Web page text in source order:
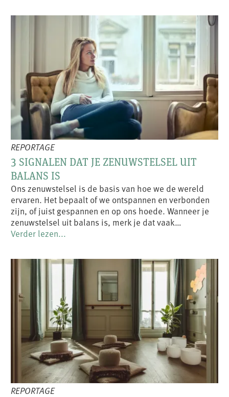
REPORTAGE
3 SIGNALEN DAT JE ZENUWSTELSEL UIT
BALANS IS
Ons zenuwstelsel is de basis van hoe we de wereld
ervaren. Het bepaalt of we ontspannen en verbonden
zijn, of juist gespannen en op ons hoede. Wanneer je
zenuwstelsel uit balans is, merk je dat vaak…
Verder lezen...
REPORTAGE